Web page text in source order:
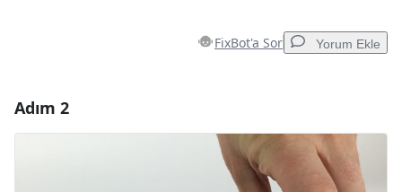
FixBot'a Sor Yorum Ekle
Adım 2